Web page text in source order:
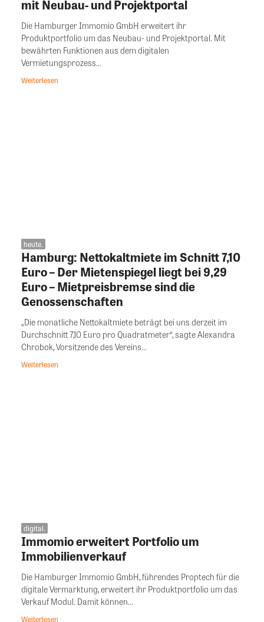
mit Neubau- und Projektportal
Die Hamburger Immomio GmbH erweitert ihr
Produktportfolio um das Neubau- und Projektportal. Mit
bewährten Funktionen aus dem digitalen
Vermietungsprozess...
Weiterlesen
heute.
Hamburg: Nettokaltmiete im Schnitt 7,10
Euro – Der Mietenspiegel liegt bei 9,29
Euro – Mietpreisbremse sind die
Genossenschaften
„Die monatliche Nettokaltmiete beträgt bei uns derzeit im
Durchschnitt 7,10 Euro pro Quadratmeter“, sagte Alexandra
Chrobok, Vorsitzende des Vereins...
Weiterlesen
digital.
Immomio erweitert Portfolio um
Immobilienverkauf
Die Hamburger Immomio GmbH, führendes Proptech für die
digitale Vermarktung, erweitert ihr Produktportfolio um das
Verkauf Modul. Damit können...
Weiterlesen